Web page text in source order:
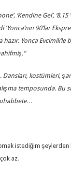
‘Kendine Gel’, ‘8.15
90’lar
hazır. Yonca
kostümleri,
temposunda. Bu
istediğim
az.